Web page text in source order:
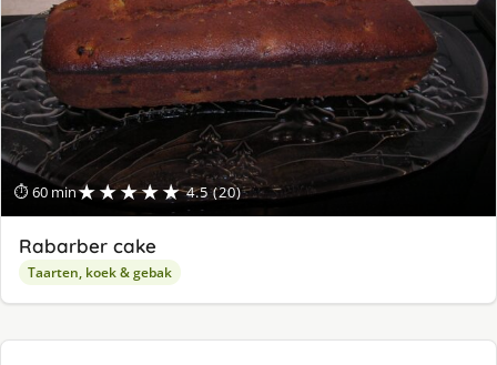
⏱ 60 min★★★★★ 4.5 (20)
Rabarber cake
Taarten, koek & gebak